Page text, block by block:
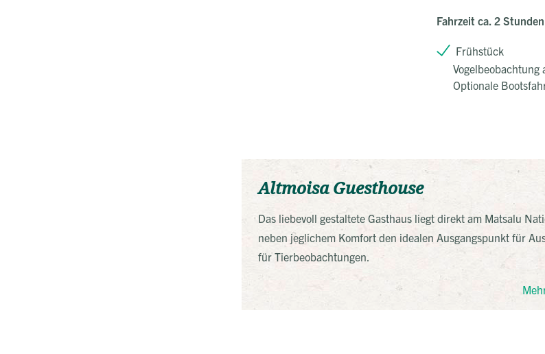
Fahrzeit ca. 2
Frühstück
Vogelbeobachtung
Optionale
Altmoisa Guesthouse
Das liebevoll gestaltete Gasthaus liegt direkt am Matsalu
neben jeglichem Komfort den idealen Ausgangspunkt für
für Tierbeobachtungen.